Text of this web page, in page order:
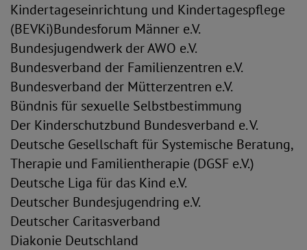
Kindertageseinrichtung und Kindertagespflege
(BEVKi)Bundesforum Männer e.V.
Bundesjugendwerk der AWO e.V.
Bundesverband der Familienzentren e.V.
Bundesverband der Mütterzentren e.V.
Bündnis für sexuelle Selbstbestimmung
Der Kinderschutzbund Bundesverband e. V.
Deutsche Gesellschaft für Systemische Beratung,
Therapie und Familientherapie (DGSF e.V.)
Deutsche Liga für das Kind e.V.
Deutscher Bundesjugendring e.V.
Deutscher Caritasverband
Diakonie Deutschland